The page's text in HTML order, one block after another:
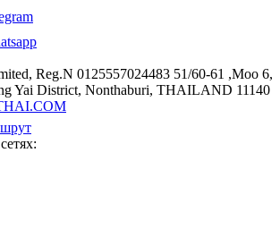
Reg.N 0125557024483 51/60-61 ,Moo 6,
Yai District, Nonthaburi, THAILAND 11140